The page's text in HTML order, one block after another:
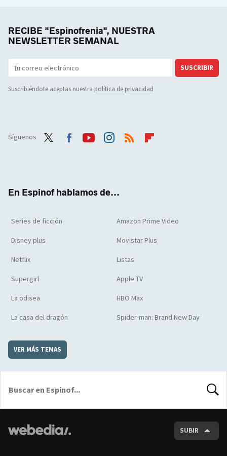
RECIBE "Espinofrenia", NUESTRA
NEWSLETTER SEMANAL
SUSCRIBIR
Suscribiéndote aceptas nuestra política de privacidad
Síguenos
En Espinof hablamos de...
Series de ficción Amazon Prime Video
Disney plus Movistar Plus
Netflix Listas
Supergirl Apple TV
La odisea HBO Max
La casa del dragón Spider-man: Brand New Day
VER MÁS TEMAS
SUBIR